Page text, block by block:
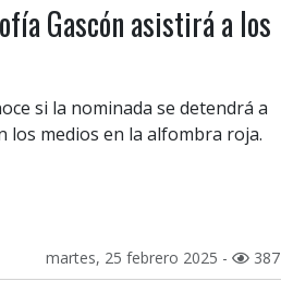
Gascón asistirá a los
si la nominada se detendrá a
los medios en la alfombra roja.
martes, 25 febrero 2025 - 387